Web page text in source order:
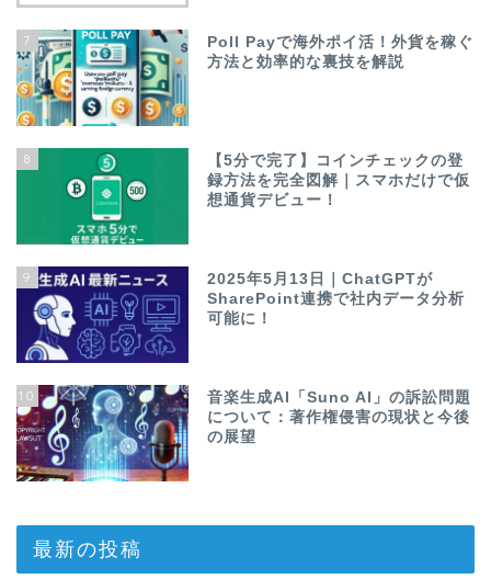
7
Poll Payで海外ポイ活！外貨を稼ぐ
方法と効率的な裏技を解説
8
【5分で完了】コインチェックの登
録方法を完全図解｜スマホだけで仮
想通貨デビュー！
9
2025年5月13日｜ChatGPTが
SharePoint連携で社内データ分析
可能に！
10
音楽生成AI「Suno AI」の訴訟問題
について：著作権侵害の現状と今後
の展望
最新の投稿